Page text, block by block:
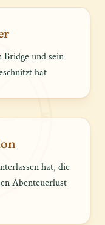
E
Bridge und sein
hat
hat, die
Abenteuerlust